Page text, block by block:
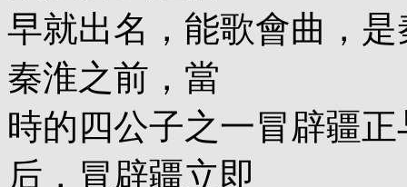
早就出名，能歌會曲，
秦淮之前，當
時的四公子之一冒辟疆
后，冒辟疆立即